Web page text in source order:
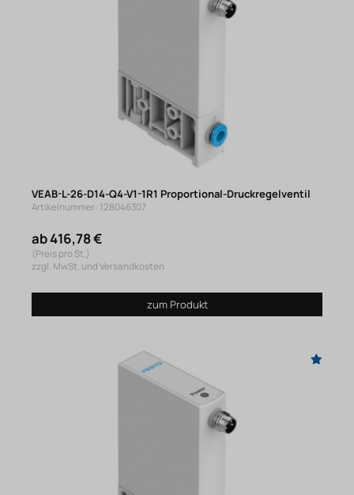
VEAB-L-26-D14-Q4-V1-1R1 Proportional-Druckregelventil
Artikelnummer: 128046307
ab 416,78 €
(Preis pro St.)
zzgl. MwSt. und Versandkosten
zum Produkt